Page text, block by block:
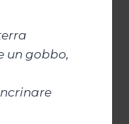
un gobbo,